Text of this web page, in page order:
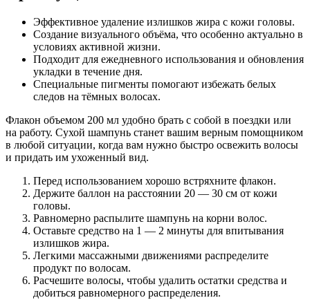
Эффективное удаление излишков жира с кожи головы.
Создание визуального объёма, что особенно актуально в
условиях активной жизни.
Подходит для ежедневного использования и обновления
укладки в течение дня.
Специальные пигменты помогают избежать белых
следов на тёмных волосах.
Флакон объемом 200 мл удобно брать с собой в поездки или
на работу. Сухой шампунь станет вашим верным помощником
в любой ситуации, когда вам нужно быстро освежить волосы
и придать им ухоженный вид.
Перед использованием хорошо встряхните флакон.
Держите баллон на расстоянии 20 — 30 см от кожи
головы.
Равномерно распылите шампунь на корни волос.
Оставьте средство на 1 — 2 минуты для впитывания
излишков жира.
Легкими массажными движениями распределите
продукт по волосам.
Расчешите волосы, чтобы удалить остатки средства и
добиться равномерного распределения.